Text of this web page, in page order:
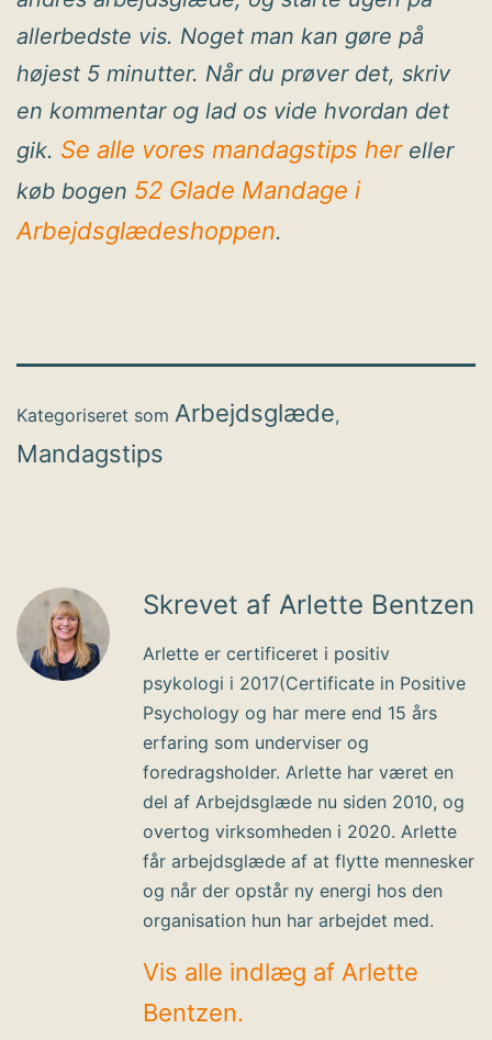
allerbedste vis. Noget man kan gøre på
højest 5 minutter. Når du prøver det, skriv
en kommentar og lad os vide hvordan det
gik. Se alle vores mandagstips hereller
køb bogen 52 Glade Mandage i
Arbejdsglædeshoppen.
Kategoriseret som Arbejdsglæde,
Mandagstips
Skrevet af Arlette Bentzen
Arlette er certificeret i positiv
psykologi i 2017(Certificate in Positive
Psychology og har mere end 15 års
erfaring som underviser og
foredragsholder. Arlette har været en
del af Arbejdsglæde nu siden 2010, og
overtog virksomheden i 2020. Arlette
får arbejdsglæde af at flytte mennesker
og når der opstår ny energi hos den
organisation hun har arbejdet med.
Vis alle indlæg af Arlette
Bentzen.